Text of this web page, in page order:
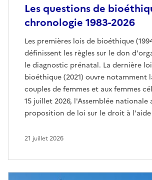
Les questions de
chronologie 1983-2026
Les premières lois de bioéthique
définissent les règles sur le don
le diagnostic prénatal. La dernière
bioéthique (2021) ouvre notamment
couples de femmes et aux femmes
15 juillet 2026, l'Assemblée nationale
proposition de loi sur le droit à
21 juillet 2026